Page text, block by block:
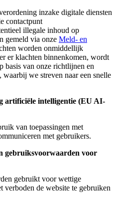
inzake digitale diensten
contactpunt
illegale inhoud op
gemeld via onze Meld- en
worden onmiddellijk
er klachten binnenkomen, wordt
basis van onze richtlijnen en
we streven naar een snelle
artificiële intelligentie (EU AI-
van toepassingen met
met gebruikers.
gebruiksvoorwaarden voor
gebruikt voor wettige
verboden de website te gebruiken